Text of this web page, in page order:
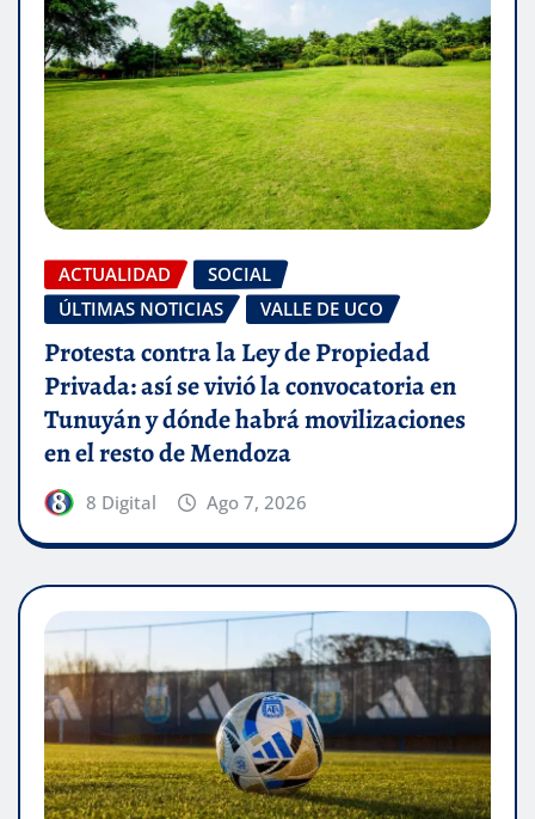
ACTUALIDAD
SOCIAL
ÚLTIMAS NOTICIAS
VALLE DE UCO
Protesta contra la Ley de Propiedad
Privada: así se vivió la convocatoria en
Tunuyán y dónde habrá movilizaciones
en el resto de Mendoza
8 Digital Ago 7, 2026